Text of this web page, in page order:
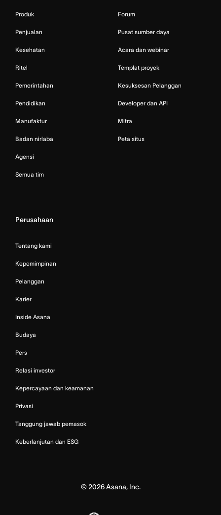
Produk
Penjualan
Kesehatan
Ritel
Pemerintahan
Pendidikan
Manufaktur
Badan nirlaba
Agensi
Semua tim
Forum
Pusat sumber daya
Acara dan webinar
Templat proyek
Kesuksesan Pelanggan
Developer dan API
Mitra
Peta situs
Perusahaan
Tentang kami
Kepemimpinan
Pelanggan
Karier
Inside Asana
Budaya
Pers
Relasi investor
Kepercayaan dan keamanan
Privasi
Tanggung jawab pemasok
Keberlanjutan dan ESG
© 2026Asana, Inc.